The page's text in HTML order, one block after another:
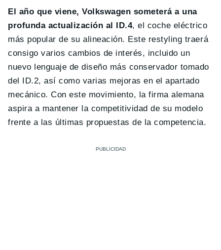
El año que viene, Volkswagen someterá a una
profunda actualización al ID.4, el coche eléctrico
más popular de su alineación. Este restyling traerá
consigo varios cambios de interés, incluido un
nuevo lenguaje de diseño más conservador tomado
del ID.2, así como varias mejoras en el apartado
mecánico. Con este movimiento, la firma alemana
aspira a mantener la competitividad de su modelo
frente a las últimas propuestas de la competencia.